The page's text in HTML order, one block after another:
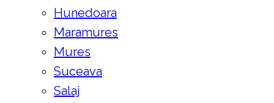
Hunedoara
Maramures
Mures
Suceava
Salaj